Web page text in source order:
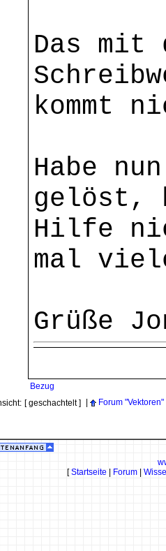
Das mit
kommt
Habe
gelöst,
Hilfe
mal
Grüße
Bezug
[ geschachtelt ] Forum "Vektoren"
[Startseite Forum